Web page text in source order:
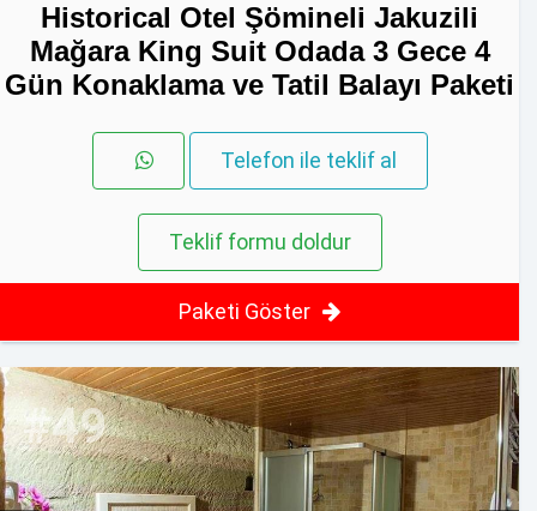
Historical Otel Şömineli Jakuzili
Mağara King Suit Odada 3 Gece 4
Gün Konaklama ve Tatil Balayı Paketi
Telefon ile teklif al
Teklif formu doldur
Paketi Göster
#49